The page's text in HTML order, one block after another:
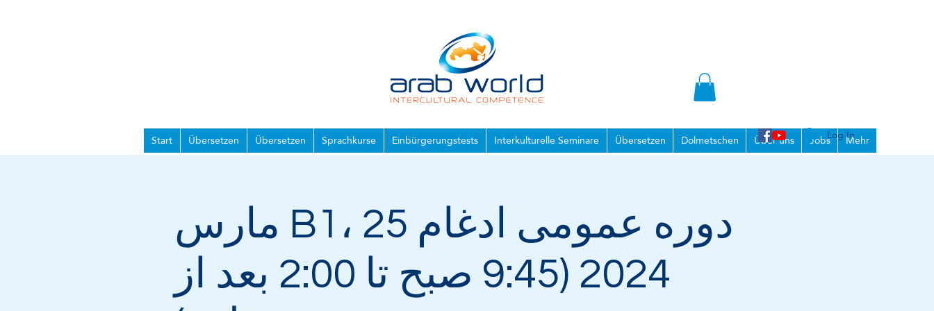
Start Übersetzen Übersetzen Sprachkurse Einbürgerungstests Interkulturelle Seminare Übersetzen Dolmetschen Über uns Jobs Mehr
Log In
دوره عمومی ادغام B1، 25 مارس
2024 (9:45 صبح تا 2:00 بعد از